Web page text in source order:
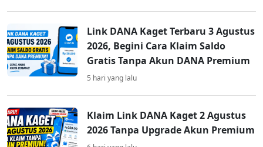
Link DANA Kaget Terbaru 3 Agustus
2026, Begini Cara Klaim Saldo
Gratis Tanpa Akun DANA Premium
5 hari yang lalu
Klaim Link DANA Kaget 2 Agustus
2026 Tanpa Upgrade Akun Premium